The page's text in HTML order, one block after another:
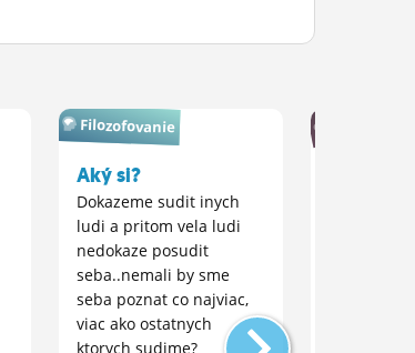
Filozofovanie
Aký si?
Dokazeme sudit inych
ludi a pritom vela ludi
nedokaze posudit
seba..nemali by sme
seba poznat co najviac,
viac ako ostatnych
ktorych sudime?